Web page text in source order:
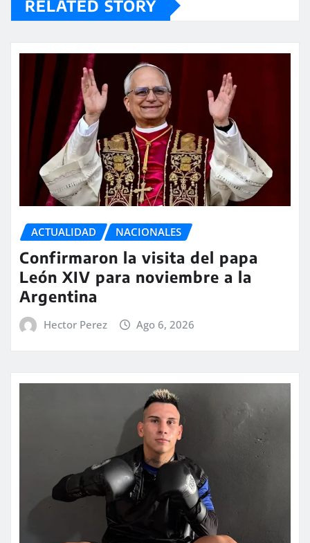
RELATED STORY
ACTUALIDAD NACIONALES
Confirmaron la visita del papa
León XIV para noviembre a la
Argentina
Hector Perez Ago 6, 2026